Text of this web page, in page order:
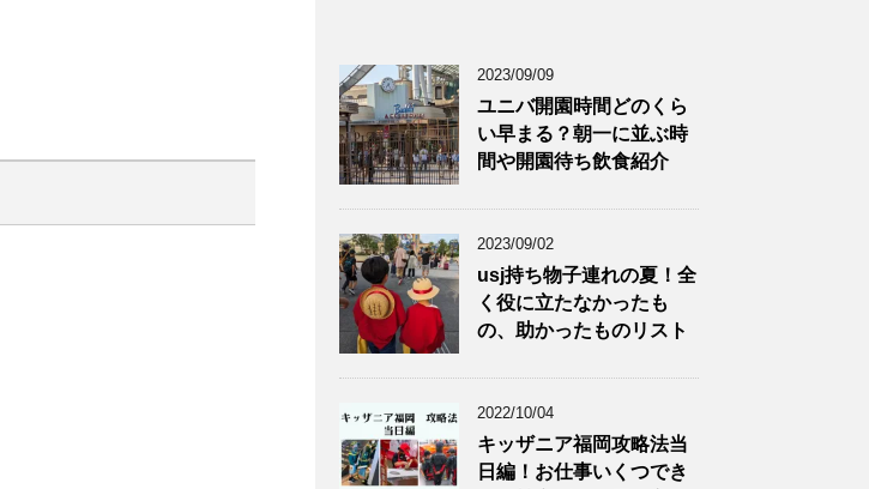
2023/09/09
ユニバ開園時間どのくら
い早まる？朝一に並ぶ時
間や開園待ち飲食紹介
2023/09/02
usj持ち物子連れの夏！全
く役に立たなかったも
の、助かったものリスト
2022/10/04
キッザニア福岡攻略法当
日編！お仕事いくつでき